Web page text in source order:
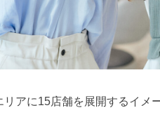
リアに15店舗を展開するイメ